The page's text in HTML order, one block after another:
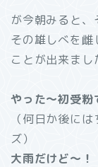
が今朝みると、
その雄しべを雌
ことが出来まし
やった～初受粉
（何日か後に
ズ）
大雨だけど～！